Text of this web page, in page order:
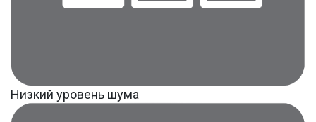
Низкий уровень шума